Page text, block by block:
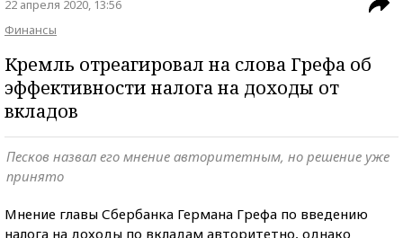
22 апреля 2020, 13:56
Финансы
Кремль отреагировал на слова Грефа об
эффективности налога на доходы от
вкладов
Песков назвал его мнение авторитетным, но решение уже
принято
Мнение главы Сбербанка Германа Грефа по введению
налога на доходы по вкладам авторитетно, однако